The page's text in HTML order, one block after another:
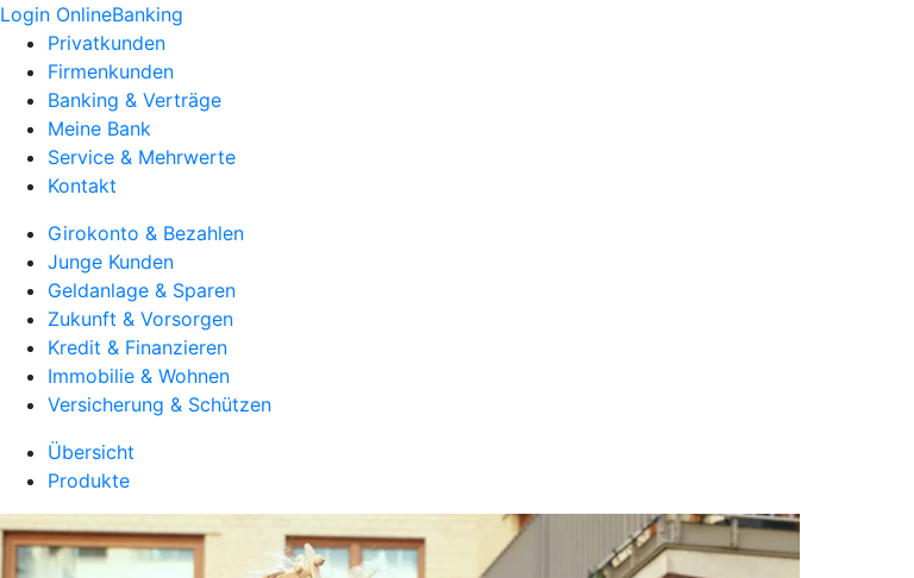
Login OnlineBanking
Privatkunden
Firmenkunden
Banking & Verträge
Meine Bank
Service & Mehrwerte
Kontakt
Girokonto & Bezahlen
Junge Kunden
Geldanlage & Sparen
Zukunft & Vorsorgen
Kredit & Finanzieren
Immobilie & Wohnen
Versicherung & Schützen
Übersicht
Produkte